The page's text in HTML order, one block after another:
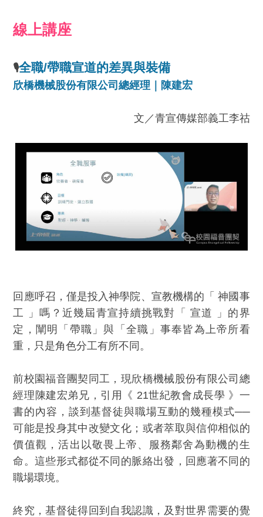
線上講座
🎙全職/帶職宣道的差異與裝備
欣橋機械股份有限公司總經理｜陳建宏
文／青宣傳媒部義工李祜
回應呼召，僅是投入神學院、宣教機構的「 神國事
工 」嗎？近幾屆青宣持續挑戰對「 宣道 」的界
定，闡明「帶職」與「全職」事奉皆為上帝所看
重，只是角色分工有所不同。
前校園福音團契同工，現欣橋機械股份有限公司總
經理陳建宏弟兄，引用《 21世紀教會成長學 》一
書的內容，談到基督徒與職場互動的幾種模式──
可能是投身其中改變文化；或者萃取與信仰相似的
價值觀，活出以敬畏上帝、服務鄰舍為動機的生
命。這些形式都從不同的脈絡出發，回應著不同的
職場環境。
終究，基督徒得回到自我認識，及對世界需要的覺